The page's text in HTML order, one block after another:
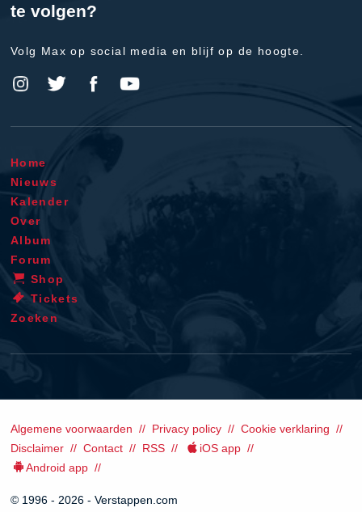
te volgen?
Volg Max op social media en blijf op de hoogte.
Home
Nieuws
Kalender
Over
Album
Forum
Shop
Tickets
Zoeken
Algemene voorwaarden Privacy policy
Cookie verklaring
Disclaimer
Contact RSS
iOS app
Android app
© 1996 - 2026 - Verstappen.com